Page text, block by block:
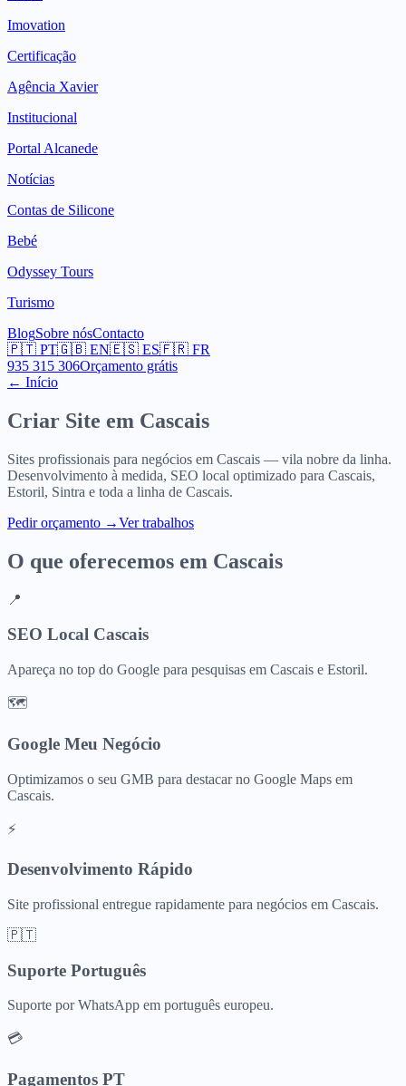
Imovation
Certificação
Agência Xavier
Institucional
Portal Alcanede
Notícias
Contas de Silicone
Bebé
Odyssey Tours
Turismo
BlogSobre nósContacto
🇵🇹 PT🇬🇧 EN🇪🇸 ES🇫🇷 FR
935 315 306Orçamento grátis
← Início
Criar Site em Cascais
Sites profissionais para negócios em Cascais — vila nobre da linha.
Desenvolvimento à medida, SEO local optimizado para Cascais,
Estoril, Sintra e toda a linha de Cascais.
Pedir orçamento →Ver trabalhos
O que oferecemos em Cascais
📍
SEO Local Cascais
Apareça no top do Google para pesquisas em Cascais e Estoril.
🗺️
Google Meu Negócio
Optimizamos o seu GMB para destacar no Google Maps em
Cascais.
⚡
Desenvolvimento Rápido
Site profissional entregue rapidamente para negócios em Cascais.
🇵🇹
Suporte Português
Suporte por WhatsApp em português europeu.
💳
Pagamentos PT